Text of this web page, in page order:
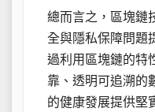
總而言之，區塊鏈
全與隱私保障問題
過利用區塊鏈的特
靠、透明可追溯的
的健康發展提供堅